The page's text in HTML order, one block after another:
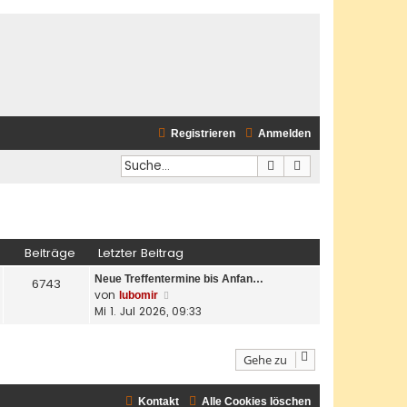
Anmelden
Registrieren
Suche
Beiträge Letzter Beitrag
6743 Neue Treffentermine bis Anfan…
von lubomir
e
Mi 1. Jul 2026, 09:33
Gehe zu
Alle Cookies löschen
Kontakt